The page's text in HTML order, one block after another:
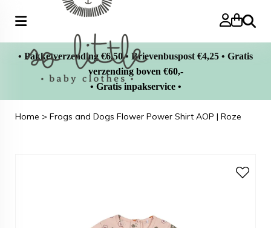
Zoeken
• Pakketverzending €6,50 • Brievenbuspost €4,25 • Gratis
verzending boven €60,-
• Gratis inpakservice •
Home > Frogs and Dogs Flower Power Shirt AOP | Roze